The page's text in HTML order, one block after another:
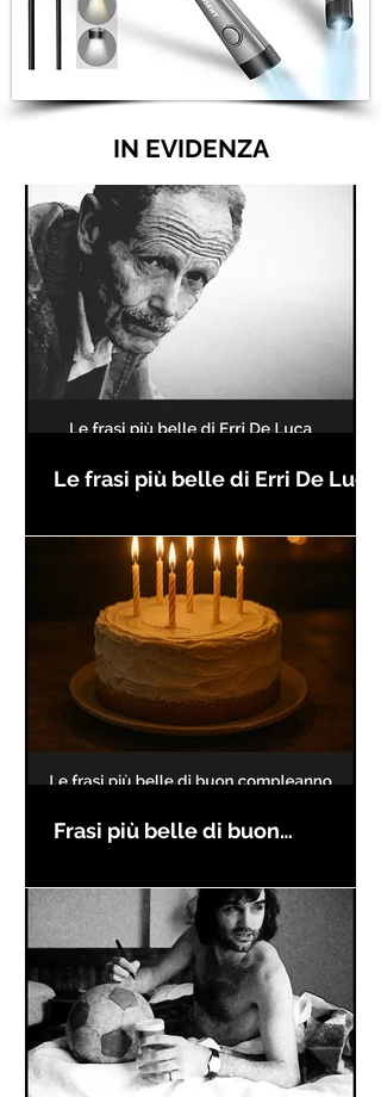
IN EVIDENZA
Le frasi più belle di Erri De Luca
Frasi più belle di buon